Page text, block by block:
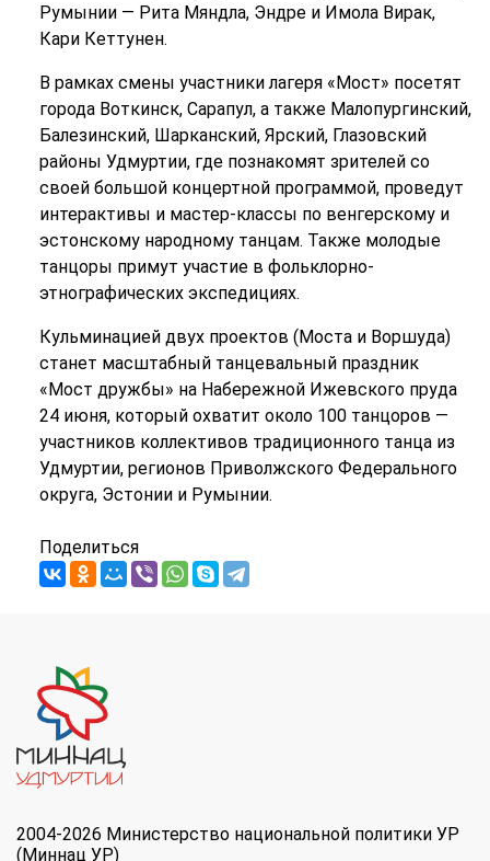
Румынии — Рита Мяндла, Эндре и Имола Вирак,
Кари Кеттунен.
В рамках смены участники лагеря «Мост» посетят
города Воткинск, Сарапул, а также Малопургинский,
Балезинский, Шарканский, Ярский, Глазовский
районы Удмуртии, где познакомят зрителей со
своей большой концертной программой, проведут
интерактивы и мастер-классы по венгерскому и
эстонскому народному танцам. Также молодые
танцоры примут участие в фольклорно-
этнографических экспедициях.
Кульминацией двух проектов (Моста и Воршуда)
станет масштабный танцевальный праздник
«Мост дружбы» на Набережной Ижевского пруда
24 июня, который охватит около 100 танцоров —
участников коллективов традиционного танца из
Удмуртии, регионов Приволжского Федерального
округа, Эстонии и Румынии.
Поделиться
2004-2026 Министерство национальной политики УР
(Миннац УР)